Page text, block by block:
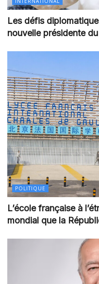
Les défis
nouvelle présidente
POLITIQUE
L’école française à
mondial que la